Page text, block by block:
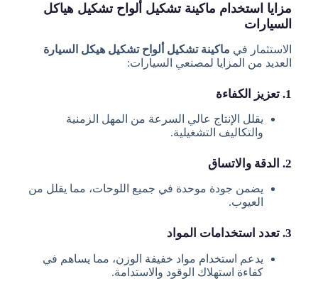
مزايا استخدام ماكينة تشكيل ألواح تشكيل هياكل
السيارات
الاستثمار في ماكينة تشكيل ألواح تشكيل هيكل السيارة
العديد من المزايا لمصنعي السيارات:
1. تعزيز الكفاءة
يقلل الإنتاج عالي السرعة من المهل الزمنية
والتكاليف التشغيلية.
2. الدقة والاتساق
يضمن جودة موحدة في جميع اللوحات، مما يقلل من
العيوب.
3. تعدد استخدامات المواد
يدعم استخدام مواد خفيفة الوزن، مما يساهم في
كفاءة استهلاك الوقود والاستدامة.